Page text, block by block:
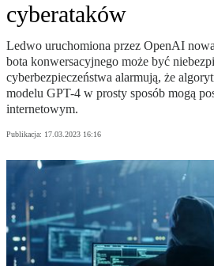
cyberataków
Ledwo uruchomiona przez OpenAI
bota konwersacyjnego może być
cyberbezpieczeństwa alarmują, że
modelu GPT-4 w prosty sposób mogą
internetowym.
Publikacja: 17.03.2023 16:16